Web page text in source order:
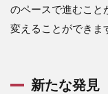
のペースで進むこと
変えることができま
新たな発見